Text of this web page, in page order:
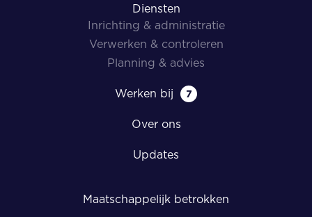
Diensten
Inrichting & administratie
Verwerken & controleren
Planning & advies
Werken bij 7
Over ons
Updates
Maatschappelijk betrokken